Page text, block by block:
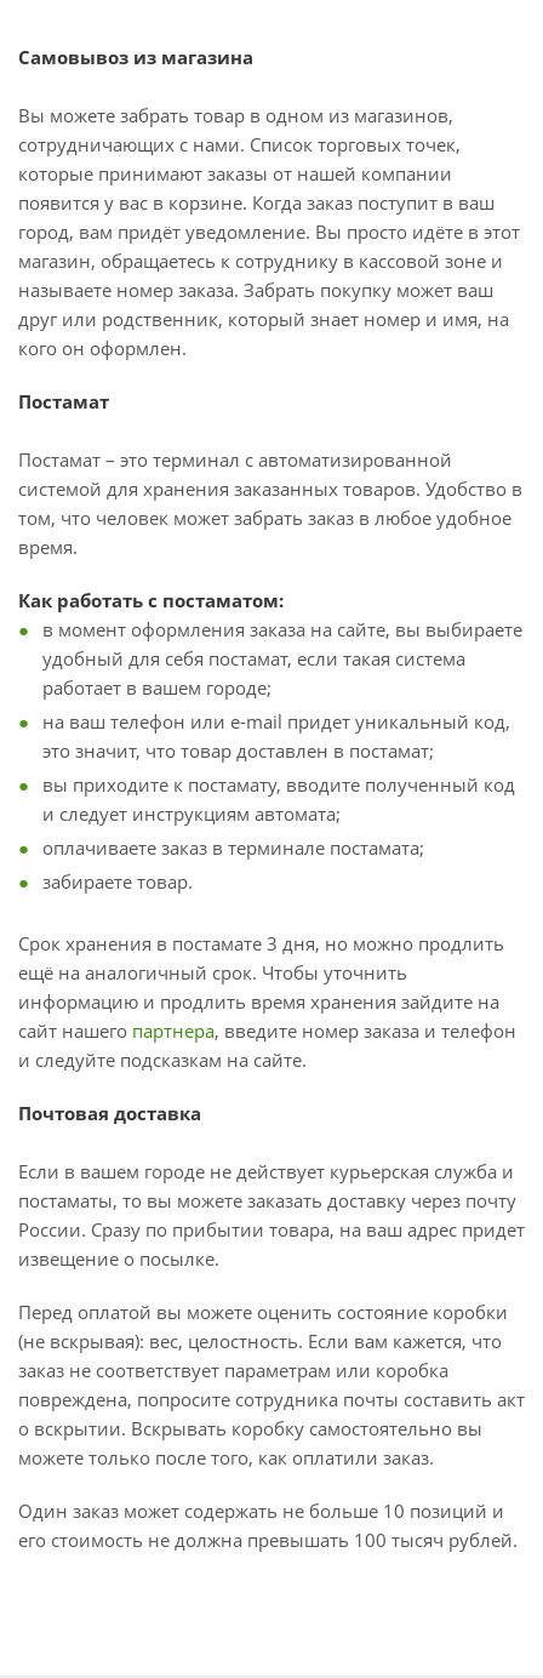
Самовывоз из магазина
Вы можете забрать товар в одном из магазинов,
сотрудничающих с нами. Список торговых точек,
которые принимают заказы от нашей компании
появится у вас в корзине. Когда заказ поступит в ваш
город, вам придёт уведомление. Вы просто идёте в этот
магазин, обращаетесь к сотруднику в кассовой зоне и
называете номер заказа. Забрать покупку может ваш
друг или родственник, который знает номер и имя, на
кого он оформлен.
Постамат
Постамат – это терминал с автоматизированной
системой для хранения заказанных товаров. Удобство в
том, что человек может забрать заказ в любое удобное
время.
Как работать с постаматом:
в момент оформления заказа на сайте, вы выбираете
удобный для себя постамат, если такая система
работает в вашем городе;
на ваш телефон или e-mail придет уникальный код,
это значит, что товар доставлен в постамат;
вы приходите к постамату, вводите полученный код
и следует инструкциям автомата;
оплачиваете заказ в терминале постамата;
забираете товар.
Срок хранения в постамате 3 дня, но можно продлить
ещё на аналогичный срок. Чтобы уточнить
информацию и продлить время хранения зайдите на
сайт нашего партнера, введите номер заказа и телефон
и следуйте подсказкам на сайте.
Почтовая доставка
Если в вашем городе не действует курьерская служба и
постаматы, то вы можете заказать доставку через почту
России. Сразу по прибытии товара, на ваш адрес придет
извещение о посылке.
Перед оплатой вы можете оценить состояние коробки
(не вскрывая): вес, целостность. Если вам кажется, что
заказ не соответствует параметрам или коробка
повреждена, попросите сотрудника почты составить акт
о вскрытии. Вскрывать коробку самостоятельно вы
можете только после того, как оплатили заказ.
Один заказ может содержать не больше 10 позиций и
его стоимость не должна превышать 100 тысяч рублей.